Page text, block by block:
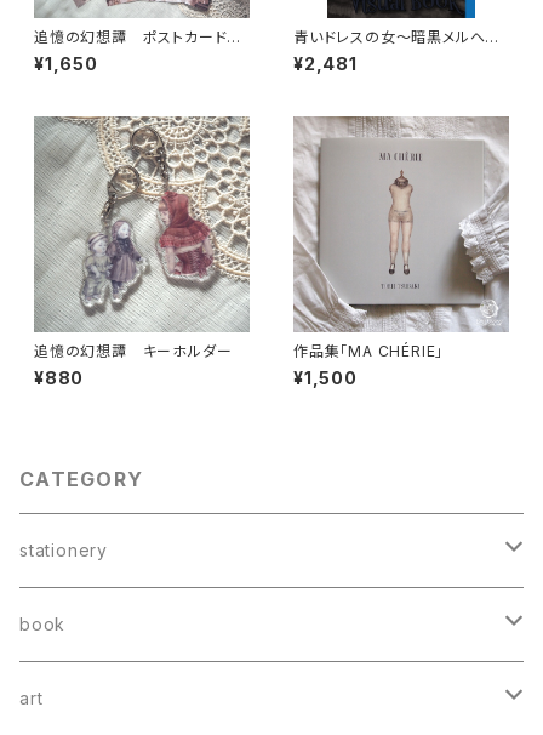
追憶の幻想譚 ポストカードセ
ット
¥1,650
青いドレスの女〜暗黒メルヘン
絵本シリーズⅢ
¥2,481
追憶の幻想譚 キーホルダー
¥880
作品集「MA CHÉRIE」
¥1,500
CATEGORY
stationery
card
greeting card
book mark
book
booklet
art